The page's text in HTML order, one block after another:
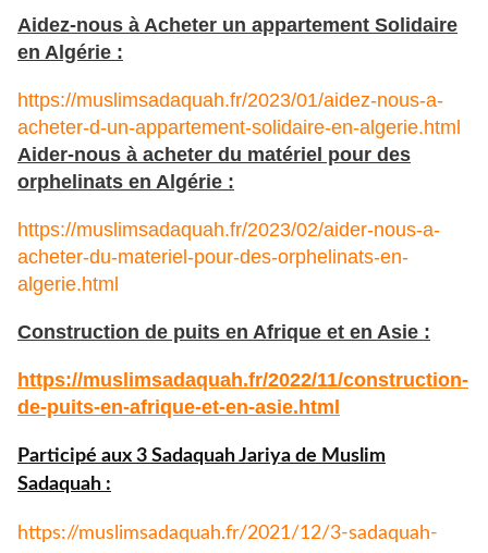
Aidez-nous à Acheter un appartement Solidaire
en Algérie :
https://muslimsadaquah.fr/2023/01/aidez-nous-a-
acheter-d-un-appartement-solidaire-en-algerie.html
Aider-nous à acheter du matériel pour des
orphelinats en Algérie :
https://muslimsadaquah.fr/2023/02/aider-nous-a-
acheter-du-materiel-pour-des-orphelinats-en-
algerie.html
Construction de puits en Afrique et en Asie :
https://muslimsadaquah.fr/2022/11/construction-
de-puits-en-afrique-et-en-asie.html
Participé aux 3 Sadaquah Jariya de Muslim
Sadaquah :
https://muslimsadaquah.fr/2021/12/3-sadaquah-